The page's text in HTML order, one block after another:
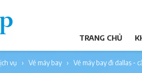
TRANG CHỦ
dịch vụ vé máy bay vé máy bay đi dallas -